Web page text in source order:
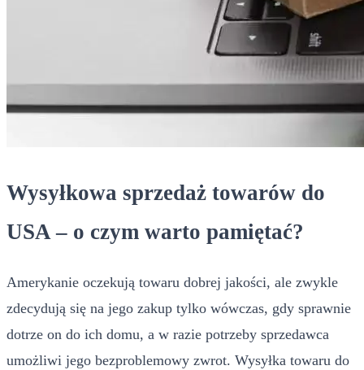
Wysyłkowa sprzedaż towarów do
USA – o czym warto pamiętać?
Amerykanie oczekują towaru dobrej jakości, ale zwykle
zdecydują się na jego zakup tylko wówczas, gdy sprawnie
dotrze on do ich domu, a w razie potrzeby sprzedawca
umożliwi jego bezproblemowy zwrot. Wysyłka towaru do